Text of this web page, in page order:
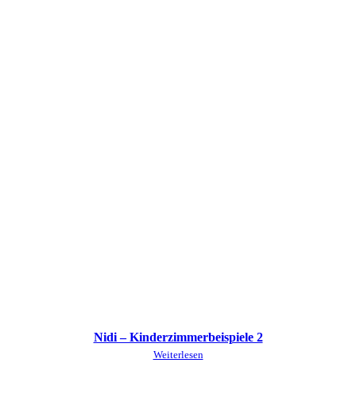
Nidi – Kinderzimmerbeispiele 2
Weiterlesen